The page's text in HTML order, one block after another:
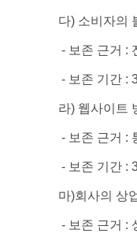
다) 소비자의
- 보존 근거 :
- 보존 기간 :
라) 웹사이트
- 보존 근거 :
- 보존 기간 :
마)회사의 상
- 보존 근거 :